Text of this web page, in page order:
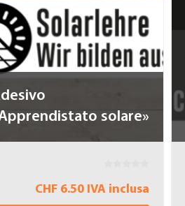
solare»
CHF 6.50 IVA inclusa